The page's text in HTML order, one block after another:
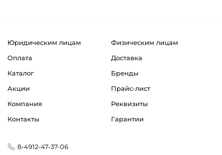
Юридическим лицам
Физическим лицам
Оплата
Доставка
Каталог
Бренды
Акции
Прайс-лист
Компания
Реквизиты
Контакты
Гарантии
8-4912-47-37-06